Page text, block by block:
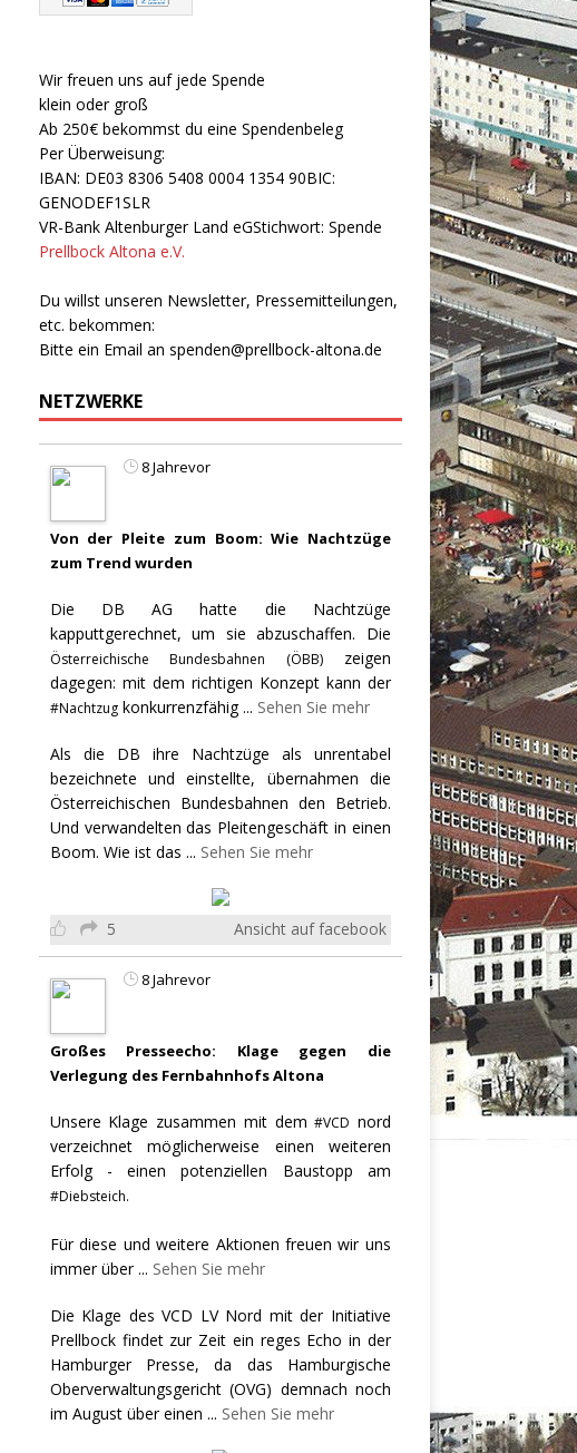
Wir freuen uns auf jede Spende
klein oder groß
Ab 250€ bekommst du eine Spendenbeleg
Per Überweisung:
IBAN: DE03 8306 5408 0004 1354 90BIC:
GENODEF1SLR
VR-Bank Altenburger Land eGStichwort: Spende
Prellbock Altona e.V.
Du willst unseren Newsletter, Pressemitteilungen,
etc. bekommen:
Bitte ein Email an spenden@prellbock-altona.de
NETZWERKE
8 Jahrevor
Von der Pleite zum Boom: Wie Nachtzüge
zum Trend wurden
Die DB AG hatte die Nachtzüge
kapputtgerechnet, um sie abzuschaffen. Die
Österreichische Bundesbahnen (ÖBB)zeigen
dagegen: mit dem richtigen Konzept kann der
#Nachtzugkonkurrenzfähig... Sehen Sie mehr
Als die DB ihre Nachtzüge als unrentabel
bezeichnete und einstellte, übernahmen die
Österreichischen Bundesbahnen den Betrieb.
Und verwandelten das Pleitengeschäft in einen
Boom. Wie ist das ... Sehen Sie mehr
5 Ansicht auf facebook
8 Jahrevor
Großes Presseecho: Klage gegen die
Verlegung des Fernbahnhofs Altona
Unsere Klage zusammen mit dem#VCD nord
verzeichnet möglicherweise einen weiteren
Erfolg - einen potenziellen Baustopp am
#Diebsteich.
Für diese und weitere Aktionen freuen wir uns
immer über... Sehen Sie mehr
Die Klage des VCD LV Nord mit der Initiative
Prellbock findet zur Zeit ein reges Echo in der
Hamburger Presse, da das Hamburgische
Oberverwaltungsgericht (OVG) demnach noch
im August über einen ... Sehen Sie mehr